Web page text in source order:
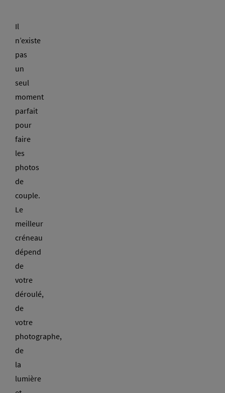
Il
n’existe
pas
un
seul
moment
parfait
pour
faire
les
photos
de
couple.
Le
meilleur
créneau
dépend
de
votre
déroulé,
de
votre
photographe,
de
la
lumière